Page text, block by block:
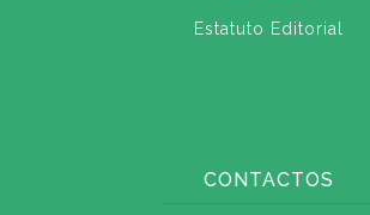
Estatuto Editorial
CONTACTOS